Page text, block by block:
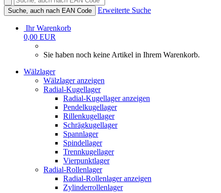
Suche, auch nach EAN Code Erweiterte Suche
Ihr Warenkorb
0,00 EUR
Sie haben noch keine Artikel in Ihrem Warenkorb.
Wälzlager
Wälzlager anzeigen
Radial-Kugellager
Radial-Kugellager anzeigen
Pendelkugellager
Rillenkugellager
Schrägkugellager
Spannlager
Spindellager
Trennkugellager
Vierpunktlager
Radial-Rollenlager
Radial-Rollenlager anzeigen
Zylinderrollenlager